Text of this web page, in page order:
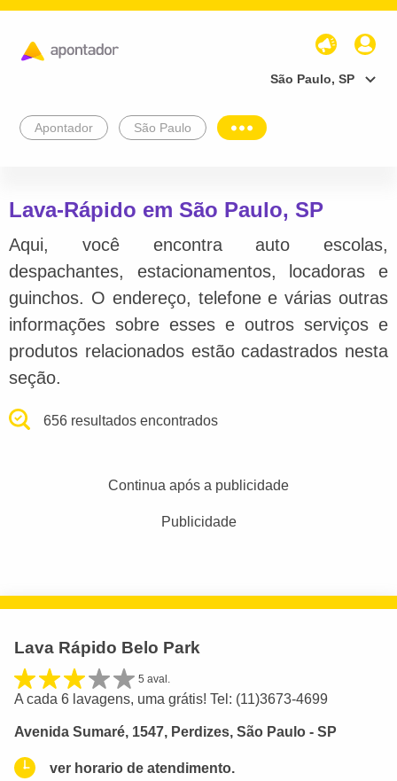
São Paulo, SP
Apontador São Paulo
Lava-Rápido em São Paulo, SP
Aqui, você encontra auto escolas,
despachantes, estacionamentos, locadoras e
guinchos. O endereço, telefone e várias outras
informações sobre esses e outros serviços e
produtos relacionados estão cadastrados nesta
seção.
656 resultados encontrados
Continua após a publicidade
Publicidade
Lava Rápido Belo Park
5 aval.
A cada 6 lavagens, uma grátis! Tel: (11)3673-4699
Avenida Sumaré, 1547, Perdizes, São Paulo - SP
ver horario de atendimento.